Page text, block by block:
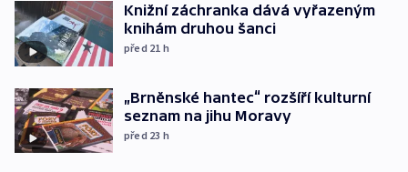
Knižní záchranka dává vyřazeným
knihám druhou šanci
před 21 h
„Brněnské hantec“ rozšíří kulturní
seznam na jihu Moravy
před 23 h